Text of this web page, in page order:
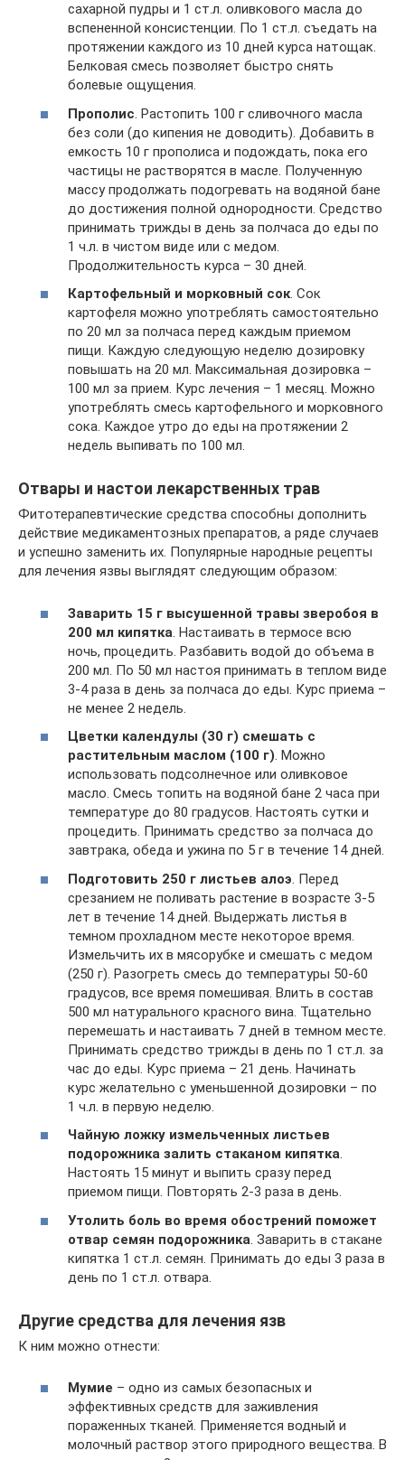
сахарной пудры и 1 ст.л. оливкового масла до
вспененной консистенции. По 1 ст.л. съедать на
протяжении каждого из 10 дней курса натощак.
Белковая смесь позволяет быстро снять
болевые ощущения.
Прополис . Растопить 100 г сливочного масла
без соли (до кипения не доводить). Добавить в
емкость 10 г прополиса и подождать, пока его
частицы не растворятся в масле. Полученную
массу продолжать подогревать на водяной бане
до достижения полной однородности. Средство
принимать трижды в день за полчаса до еды по
1 ч.л. в чистом виде или с медом.
Продолжительность курса – 30 дней.
Картофельный и морковный сок. Сок
картофеля можно употреблять самостоятельно
по 20 мл за полчаса перед каждым приемом
пищи. Каждую следующую неделю дозировку
повышать на 20 мл. Максимальная дозировка –
100 мл за прием. Курс лечения – 1 месяц. Можно
употреблять смесь картофельного и морковного
сока. Каждое утро до еды на протяжении 2
недель выпивать по 100 мл.
Отвары и настои лекарственных трав
Фитотерапевтические средства способны дополнить
действие медикаментозных препаратов, а ряде случаев
и успешно заменить их. Популярные народные рецепты
для лечения язвы выглядят следующим образом:
Заварить 15 г высушенной травы зверобоя в
200 мл кипятка . Настаивать в термосе всю
ночь, процедить. Разбавить водой до объема в
200 мл. По 50 мл настоя принимать в теплом виде
3-4 раза в день за полчаса до еды. Курс приема –
не менее 2 недель.
Цветки календулы (30 г) смешать с
растительным маслом (100 г). Можно
использовать подсолнечное или оливковое
масло. Смесь топить на водяной бане 2 часа при
температуре до 80 градусов. Настоять сутки и
процедить. Принимать средство за полчаса до
завтрака, обеда и ужина по 5 г в течение 14 дней.
Подготовить 250 г листьев алоэ . Перед
срезанием не поливать растение в возрасте 3-5
лет в течение 14 дней. Выдержать листья в
темном прохладном месте некоторое время.
Измельчить их в мясорубке и смешать с медом
(250 г). Разогреть смесь до температуры 50-60
градусов, все время помешивая. Влить в состав
500 мл натурального красного вина. Тщательно
перемешать и настаивать 7 дней в темном месте.
Принимать средство трижды в день по 1 ст.л. за
час до еды. Курс приема – 21 день. Начинать
курс желательно с уменьшенной дозировки – по
1 ч.л. в первую неделю.
Чайную ложку измельченных листьев
подорожника залить стаканом кипятка.
Настоять 15 минут и выпить сразу перед
приемом пищи. Повторять 2-3 раза в день.
Утолить боль во время обострений поможет
отвар семян подорожника . Заварить в стакане
кипятка 1 ст.л. семян. Принимать до еды 3 раза в
день по 1 ст.л. отвара.
Другие средства для лечения язв
К ним можно отнести:
Мумие – одно из самых безопасных и
эффективных средств для заживления
пораженных тканей. Применяется водный и
молочный раствор этого природного вещества. В